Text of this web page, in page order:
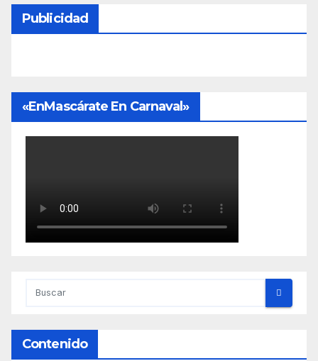
Publicidad
«EnMascárate En Carnaval»
Contenido